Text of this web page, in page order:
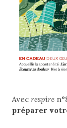
Avec respire
préparer